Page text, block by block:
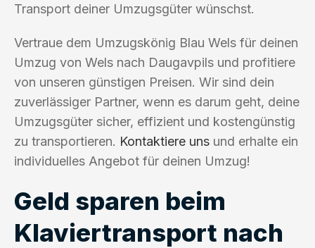
Transport deiner Umzugsgüter wünschst.
Vertraue dem Umzugskönig Blau Wels für deinen
Umzug von Wels nach Daugavpils und profitiere
von unseren günstigen Preisen. Wir sind dein
zuverlässiger Partner, wenn es darum geht, deine
Umzugsgüter sicher, effizient und kostengünstig
zu transportieren. Kontaktiere uns und erhalte ein
individuelles Angebot für deinen Umzug!
Geld sparen beim
Klaviertransport nach